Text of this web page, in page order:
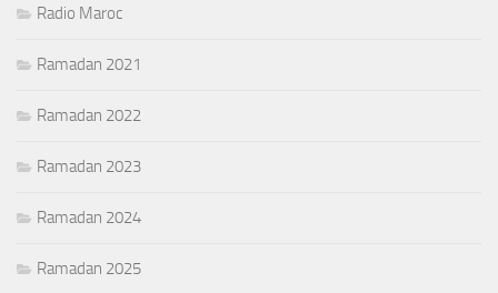
Radio Maroc
Ramadan 2021
Ramadan 2022
Ramadan 2023
Ramadan 2024
Ramadan 2025